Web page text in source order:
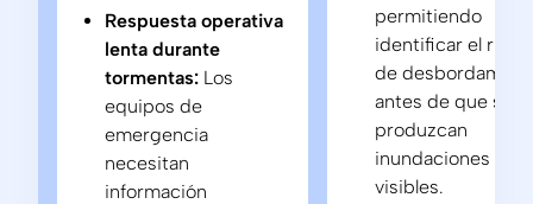
Respuesta operativa
lenta durante
tormentas: Los
equipos de
emergencia
necesitan
información
permitiendo
identificar el
de
antes de que se
produzcan
inundaciones
visibles.